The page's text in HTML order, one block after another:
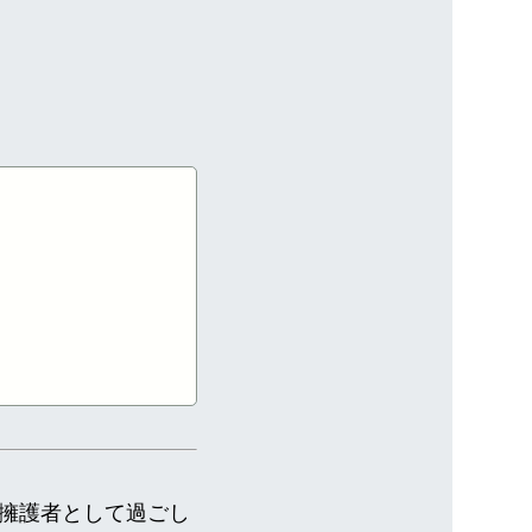
護者として過ごし